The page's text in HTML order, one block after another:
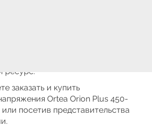
ресурс.
заказать и купить
Ortea Orion Plus 450-
посетив представительства